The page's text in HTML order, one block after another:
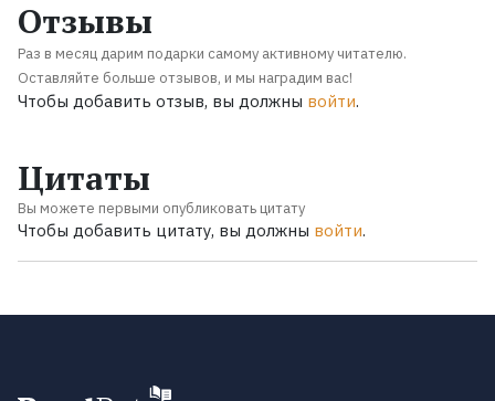
Отзывы
Раз в месяц дарим подарки самому активному читателю.
Оставляйте больше отзывов, и мы наградим вас!
Чтобы добавить отзыв, вы должны войти.
Цитаты
Вы можете первыми опубликовать цитату
Чтобы добавить цитату, вы должны войти.